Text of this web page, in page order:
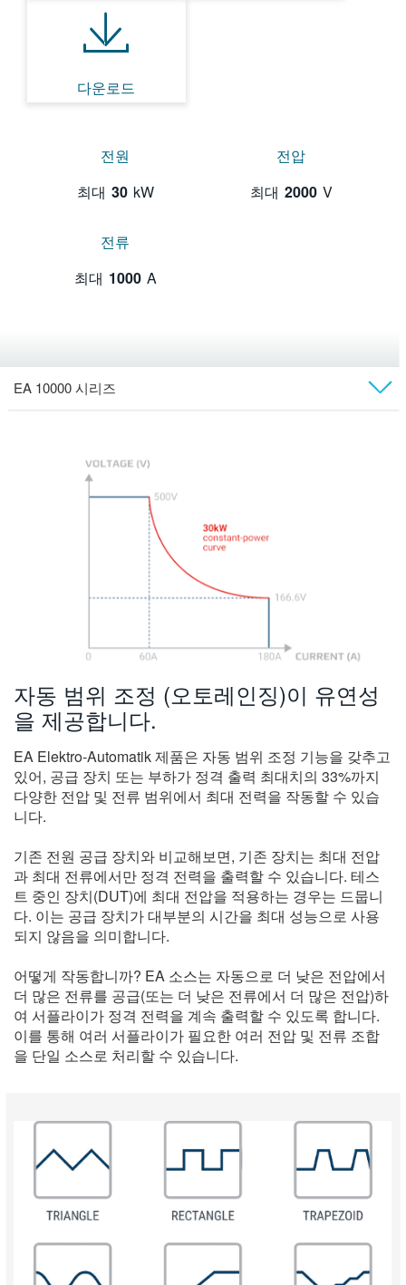
다운로드
전원
최대 30 kW
전압
최대 2000 V
전류
최대 1000 A
EA 10000 시리즈
기술 문서
비디오
자동 범위 조정 (오토레인징)이 유연성
을 제공합니다.
EA Elektro-Automatik 제품은 자동 범위 조정 기능을 갖추고
있어, 공급 장치 또는 부하가 정격 출력 최대치의 33%까지
다양한 전압 및 전류 범위에서 최대 전력을 작동할 수 있습
니다.
기존 전원 공급 장치와 비교해보면, 기존 장치는 최대 전압
과 최대 전류에서만 정격 전력을 출력할 수 있습니다. 테스
트 중인 장치(DUT)에 최대 전압을 적용하는 경우는 드뭅니
다. 이는 공급 장치가 대부분의 시간을 최대 성능으로 사용
되지 않음을 의미합니다.
어떻게 작동합니까? EA 소스는 자동으로 더 낮은 전압에서
더 많은 전류를 공급(또는 더 낮은 전류에서 더 많은 전압)하
여 서플라이가 정격 전력을 계속 출력할 수 있도록 합니다.
이를 통해 여러 서플라이가 필요한 여러 전압 및 전류 조합
을 단일 소스로 처리할 수 있습니다.